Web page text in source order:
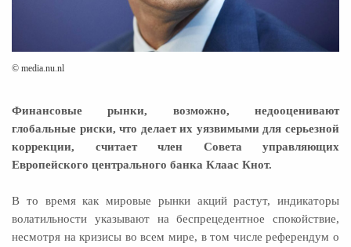
© media.nu.nl
Финансовые рынки, возможно, недооценивают
глобальные риски, что делает их уязвимыми для серьезной
коррекции, считает член Совета управляющих
Европейского центрального банка Клаас Кнот.
В то время как мировые рынки акций растут, индикаторы
волатильности указывают на беспрецедентное спокойствие,
несмотря на кризисы во всем мире, в том числе референдум о